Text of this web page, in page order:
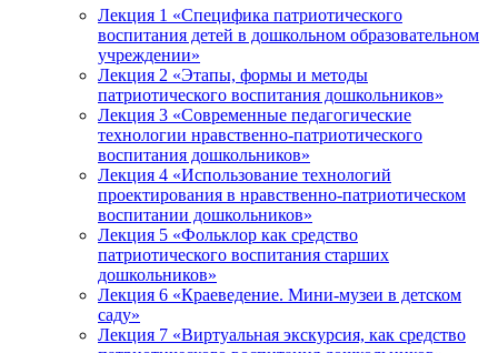
Лекция 1 «Специфика патриотического
воспитания детей в дошкольном образовательном
учреждении»
Лекция 2 «Этапы, формы и методы
патриотического воспитания дошкольников»
Лекция 3 «Современные педагогические
технологии нравственно-патриотического
воспитания дошкольников»
Лекция 4 «Использование технологий
проектирования в нравственно-патриотическом
воспитании дошкольников»
Лекция 5 «Фольклор как средство
патриотического воспитания старших
дошкольников»
Лекция 6 «Краеведение. Мини-музеи в детском
саду»
Лекция 7 «Виртуальная экскурсия, как средство